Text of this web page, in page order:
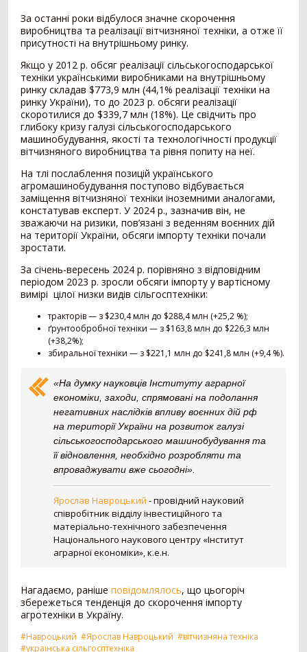
Сільгоспсамоскид
119
Тракторний причіп
Бензовоз
Тягач
Причіп зерновоз
Напівпричіп зерновоз
Трал
Шини для причепа
Напівпричіп тюковоз
Самозавантажувальний причіп
Автомобільні ваги
Напівпричіп лісовоз
Позашляховик
Напівпричіп скотовоз
Молоковоз
Лісовоз
Навантажувач
Телескопічний навантажувач
Вилковий навантажувач
Навісний фронтальний навантажувач
101
Захват
Зернонавантажувач
Міні-навантажувач
Шини для навантажувача
Кран-маніпулятор
Відвал для силосу
Штабелер
Обприскувач
Самохідний обприскувач
Навісний обприскувач
Заготівля сіна
За останні роки відбулося значне скорочення
виробництва та реалізації вітчизняної техніки, а отже її
присутності на внутрішньому ринку.
Якщо у 2012 р. обсяг реалізації сільськогосподарської
техніки українськими виробниками на внутрішньому
ринку складав $773,9 млн (44,1% реалізації техніки на
ринку України), то до 2023 р. обсяги реалізації
скоротилися до $339,7 млн (18%). Це свідчить про
глибоку кризу галузі сільськогосподарського
машинобудування, якості та технологічності продукції
вітчизняного виробництва та рівня попиту на неї.
На тлі послаблення позицій українського
агромашинобудування поступово відбувається
заміщення вітчизняної техніки іноземними аналогами,
констатував експерт. У 2024 р., зазначив він, не
зважаючи на ризики, пов’язані з веденням воєнних дій
на території України, обсяги імпорту техніки почали
зростати.
За січень-вересень 2024 р. порівняно з відповідним
періодом 2023 р. зросли обсяги імпорту у вартісному
вимірі цілої низки видів сільгосптехніки:
тракторів — з $230,4 млн до $288,4 млн (+25,2 %);
ґрунтообробної техніки — з $163,8 млн до $226,3 млн
(+38,2%);
збиральної техніки — з $221,1 млн до $241,8 млн (+9,4 %).
«На думку науковців Інституту аграрної
економіки, заходи, спрямовані на подолання
негативних наслідків впливу воєнних дій рф
на території України на розвиток галузі
сільськогосподарського машинобудування та
її відновлення, необхідно розробляти та
впроваджувати вже сьогодні».
Ярослав Навроцький -провідний науковий
співробітник відділу інвестиційного та
матеріально-технічного забезпечення
Національного наукового центру «Інститут
аграрної економіки», к.е.н.
Нагадаємо, раніше повідомлялось, що цьогоріч
збережеться тенденція до скорочення імпорту
агротехніки в Україну.
#Навроцький #Ярослав Навроцький #вітчизняна техніка
#українська сільгосптехніка